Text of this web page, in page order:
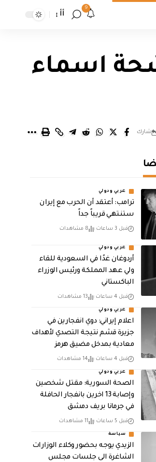
9
أأ
اسماء
شارك
عربي ودولي
‏ترامب: أعتقد أن الحرب مع إيران
ستنتهي قريباً جداً
قبل 3 ساعات 8 مشاهدات
عربي ودولي
أردوغان غدًا في السعودية للقاء
ولي عهد المملكة ورئيس الوزراء
الباكستاني
قبل 4 ساعات 13 مشاهدات
عربي ودولي
اعلام إيراني: دوي انفجارين في
جزيرة قشم نتيجة التصدي لأهداف
معادية بمدخل مضيق هرمز
قبل 4 ساعات 14 مشاهدات
عربي ودولي
الصحة السورية: مقتل شخصين
وإصابة 13 اخرين بانفجار الحافلة
في جرمانا بريف دمشق
قبل 5 ساعات 11 مشاهدات
سياسة
الزيدي يوجه بحضور وكلاء الوزارات
الشاغرة الى جلسات مجلس